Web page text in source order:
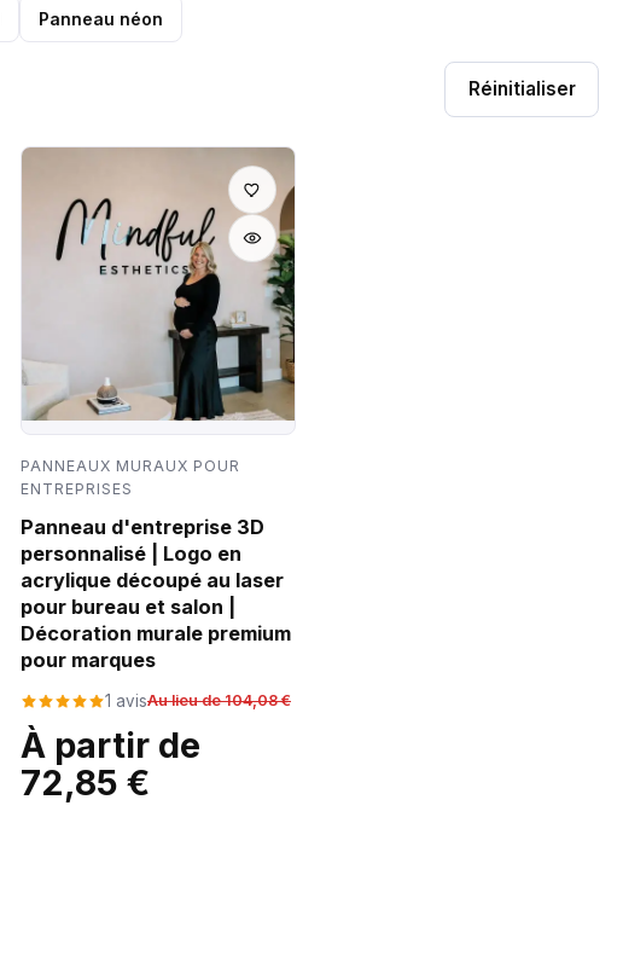
Panneau néon
Réinitialiser
PANNEAUX MURAUX POUR
ENTREPRISES
Panneau d'entreprise 3D
personnalisé | Logo en
acrylique découpé au laser
pour bureau et salon |
Décoration murale premium
pour marques
1 avisAu lieu de 104,08 €
À partir de
72,85 €